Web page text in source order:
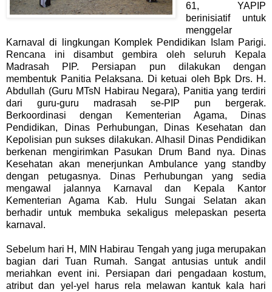
61, YAPIP
berinisiatif untuk
menggelar
Karnaval di lingkungan Komplek Pendidikan Islam Parigi.
Rencana ini disambut gembira oleh seluruh Kepala
Madrasah PIP. Persiapan pun dilakukan dengan
membentuk Panitia Pelaksana. Di ketuai oleh Bpk Drs. H.
Abdullah (Guru MTsN Habirau Negara), Panitia yang terdiri
dari guru-guru madrasah se-PIP pun bergerak.
Berkoordinasi dengan Kementerian Agama, Dinas
Pendidikan, Dinas Perhubungan, Dinas Kesehatan dan
Kepolisian pun sukses dilakukan. Alhasil Dinas Pendidikan
berkenan mengirimkan Pasukan Drum Band nya. Dinas
Kesehatan akan menerjunkan Ambulance yang standby
dengan petugasnya. Dinas Perhubungan yang sedia
mengawal jalannya Karnaval dan Kepala Kantor
Kementerian Agama Kab. Hulu Sungai Selatan akan
berhadir untuk membuka sekaligus melepaskan peserta
karnaval.
Sebelum hari H, MIN Habirau Tengah yang juga merupakan
bagian dari Tuan Rumah. Sangat antusias untuk andil
meriahkan event ini. Persiapan dari pengadaan kostum,
atribut dan yel-yel harus rela melawan kantuk kala hari